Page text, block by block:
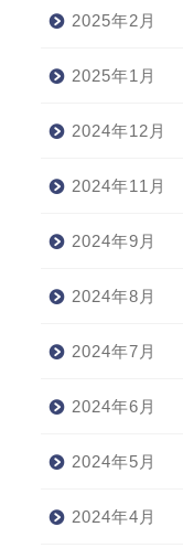
2025年2月
2025年1月
2024年12月
2024年11月
2024年9月
2024年8月
2024年7月
2024年6月
2024年5月
2024年4月